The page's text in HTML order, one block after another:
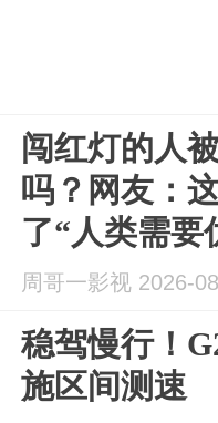
闯红灯的人
吗？网友：
了“人类需要
周哥一影视 2026-
稳驾慢行！
施区间测速